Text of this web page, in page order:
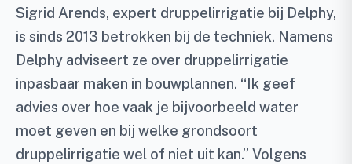
Sigrid Arends, expert druppelirrigatie bij Delphy,
is sinds 2013 betrokken bij de techniek. Namens
Delphy adviseert ze over druppelirrigatie
inpasbaar maken in bouwplannen. “Ik geef
advies over hoe vaak je bijvoorbeeld water
moet geven en bij welke grondsoort
druppelirrigatie wel of niet uit kan.” Volgens